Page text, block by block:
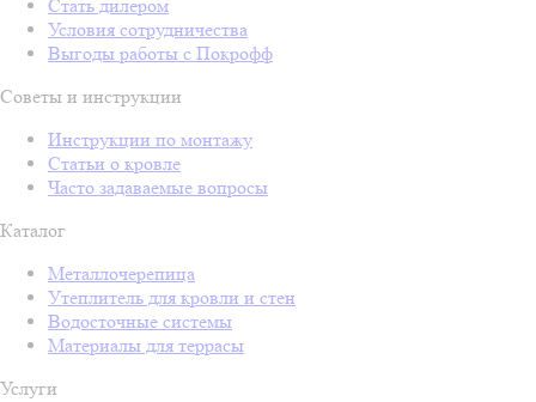
Стать дилером
Условия сотрудничества
Выгоды работы с Покрофф
Советы и инструкции
Инструкции по монтажу
Статьи о кровле
Часто задаваемые вопросы
Каталог
Металлочерепица
Утеплитель для кровли и стен
Водосточные системы
Материалы для террасы
Услуги